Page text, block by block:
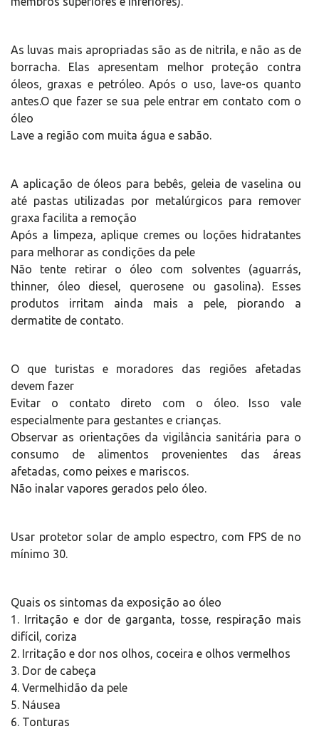
As luvas mais apropriadas são as de nitrila, e não as de
borracha. Elas apresentam melhor proteção contra
óleos, graxas e petróleo. Após o uso, lave-os quanto
antes.O que fazer se sua pele entrar em contato com o
óleo
Lave a região com muita água e sabão.
A aplicação de óleos para bebês, geleia de vaselina ou
até pastas utilizadas por metalúrgicos para remover
graxa facilita a remoção
Após a limpeza, aplique cremes ou loções hidratantes
para melhorar as condições da pele
Não tente retirar o óleo com solventes (aguarrás,
thinner, óleo diesel, querosene ou gasolina). Esses
produtos irritam ainda mais a pele, piorando a
dermatite de contato.
O que turistas e moradores das regiões afetadas
devem fazer
Evitar o contato direto com o óleo. Isso vale
especialmente para gestantes e crianças.
Observar as orientações da vigilância sanitária para o
consumo de alimentos provenientes das áreas
afetadas, como peixes e mariscos.
Não inalar vapores gerados pelo óleo.
Usar protetor solar de amplo espectro, com FPS de no
mínimo 30.
Quais os sintomas da exposição ao óleo
1. Irritação e dor de garganta, tosse, respiração mais
difícil, coriza
2. Irritação e dor nos olhos, coceira e olhos vermelhos
3. Dor de cabeça
4. Vermelhidão da pele
5. Náusea
6. Tonturas